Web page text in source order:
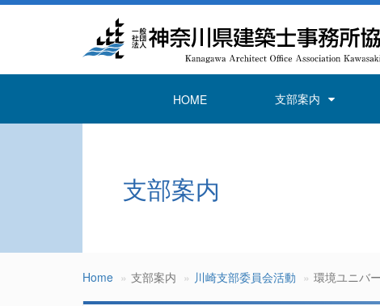
HOME 支部案内
支部案内
Home 支部案内 川崎支部委員会活動 環境ユニバ